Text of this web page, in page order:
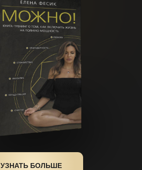
УЗНАТЬ БОЛЬШЕ